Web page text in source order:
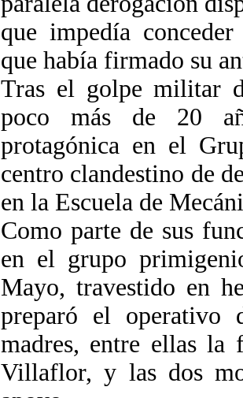
que impedía
que había firmado su
Tras el golpe militar
poco más de 20
protagónica en el
centro clandestino de
en la Escuela de
Como parte de sus
en el grupo
Mayo, travestido en
preparó el operativo
madres, entre ellas la
Villaflor, y las dos